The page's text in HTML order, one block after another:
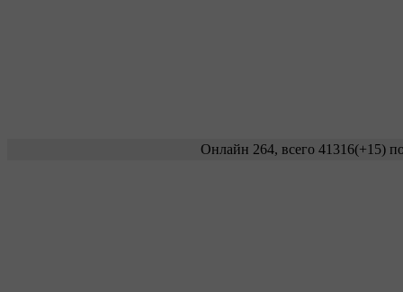
Онлайн 264, всего 41316(+15)